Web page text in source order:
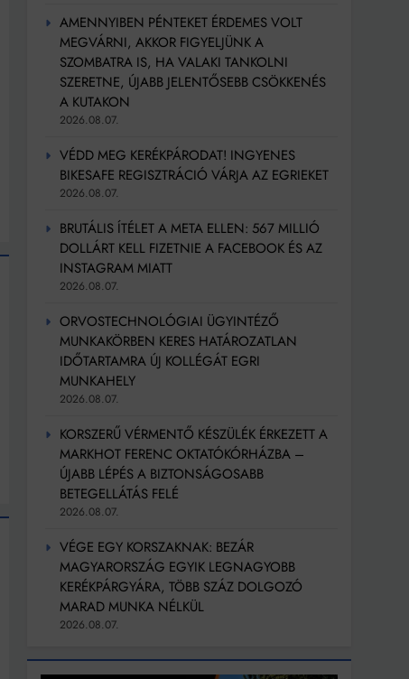
AMENNYIBEN PÉNTEKET ÉRDEMES VOLT
MEGVÁRNI, AKKOR FIGYELJÜNK A
SZOMBATRA IS, HA VALAKI TANKOLNI
SZERETNE, ÚJABB JELENTŐSEBB CSÖKKENÉS
A KUTAKON
2026.08.07.
VÉDD MEG KERÉKPÁRODAT! INGYENES
BIKESAFE REGISZTRÁCIÓ VÁRJA AZ EGRIEKET
2026.08.07.
BRUTÁLIS ÍTÉLET A META ELLEN: 567 MILLIÓ
DOLLÁRT KELL FIZETNIE A FACEBOOK ÉS AZ
INSTAGRAM MIATT
2026.08.07.
ORVOSTECHNOLÓGIAI ÜGYINTÉZŐ
MUNKAKÖRBEN KERES HATÁROZATLAN
IDŐTARTAMRA ÚJ KOLLÉGÁT EGRI
MUNKAHELY
2026.08.07.
KORSZERŰ VÉRMENTŐ KÉSZÜLÉK ÉRKEZETT A
MARKHOT FERENC OKTATÓKÓRHÁZBA –
ÚJABB LÉPÉS A BIZTONSÁGOSABB
BETEGELLÁTÁS FELÉ
2026.08.07.
VÉGE EGY KORSZAKNAK: BEZÁR
MAGYARORSZÁG EGYIK LEGNAGYOBB
KERÉKPÁRGYÁRA, TÖBB SZÁZ DOLGOZÓ
MARAD MUNKA NÉLKÜL
2026.08.07.